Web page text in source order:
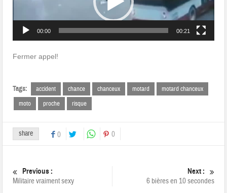
00:00 00:21
Fermer appel!
Tags: accident chance chanceux motard
motard chanceux
moto
proche risque
share 0 0
Previous :
Militaire vraiment sexy
Next :
6 bières en 10 secondes